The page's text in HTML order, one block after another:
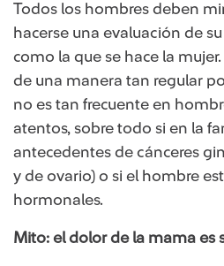
Todos los hombres deben
hacerse una evaluación de
como la que se hace la
de una manera tan regular
no es tan frecuente en
atentos, sobre todo si en la
antecedentes de cánceres
y de ovario) o si el hombre
hormonales.
​​Mito: el dolor de la mama es